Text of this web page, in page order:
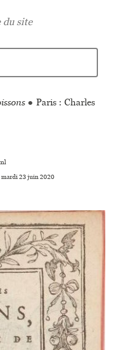
● Paris : Charles
mardi 23 juin 2020